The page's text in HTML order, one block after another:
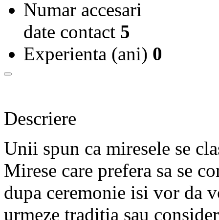
Numar accesari
date contact 5
Experienta (ani) 0
Descriere
Unii spun ca miresele se
Mirese care prefera sa se
dupa ceremonie isi vor da
urmeze traditia sau